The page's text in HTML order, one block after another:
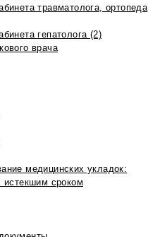
травматолога, ортопеда
гепатолога (2)
врача
медицинских укладок:
истекшим сроком